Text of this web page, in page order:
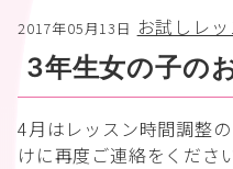
2017年05月13日 お試しレ
3年生女の子の
4月はレッスン時間調整
けに再度ご連絡をくださ